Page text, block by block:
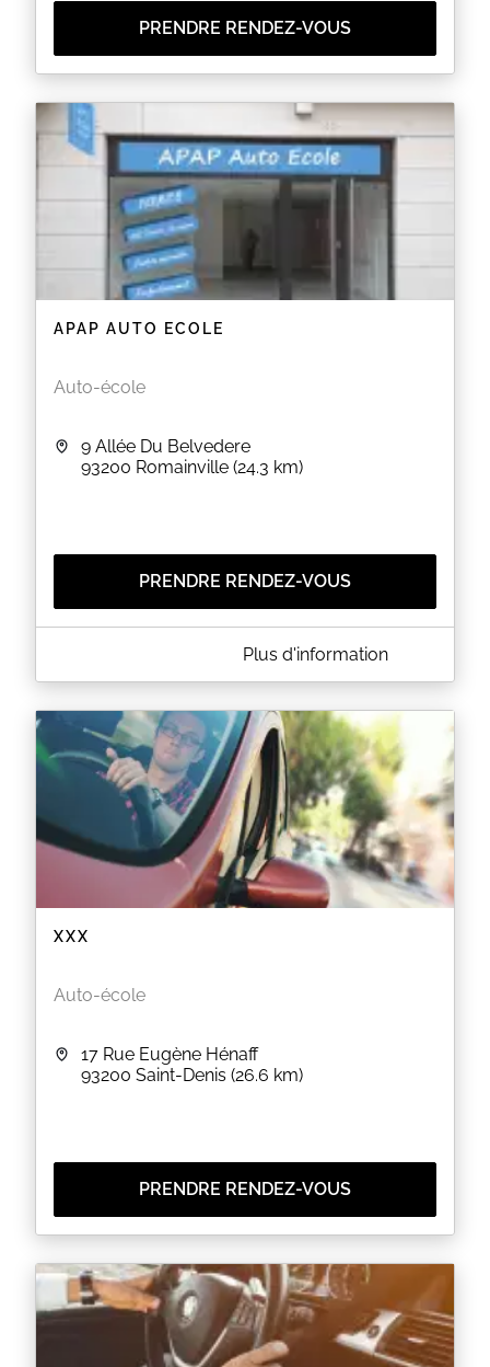
PRENDRE RENDEZ-VOUS
APAP AUTO ECOLE
Auto-école
9 Allée Du Belvedere
93200 Romainville (24.3 km)
PRENDRE RENDEZ-VOUS
A PROPOS DE APAP AUTO ECOLE
ENSEIGNEMENT
EN SAVOIR PLUS
Plus d'information
XXX
Auto-école
17 Rue Eugène Hénaff
93200 Saint-Denis (26.6 km)
PRENDRE RENDEZ-VOUS